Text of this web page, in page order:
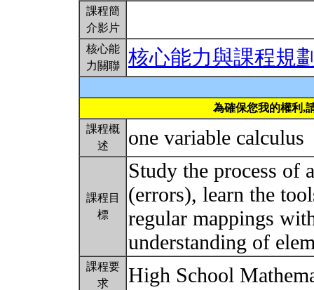
課程簡
介影片
核心能
力關聯
核心能力與課程規
為確保您我的權利,
課程概
述
one variable calculus
課程目
標
Study the process of
(errors), learn the
regular mappings
understanding of
課程要
求
High School